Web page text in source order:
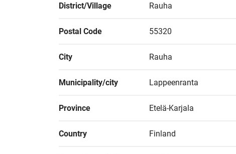
District/Village Rauha
Postal Code 55320
City Rauha
Municipality/city Lappeenranta
Province Etelä-Karjala
Country Finland